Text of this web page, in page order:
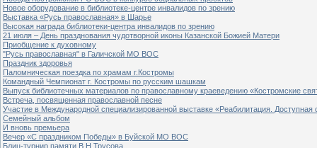
Новое оборудование в библиотеке-центре инвалидов по зрению
Выставка «Русь православная» в Шарье
Высокая награда библиотеки-центра инвалидов по зрению
21 июля – День празднования чудотворной иконы Казанской Божией Матери
Приобщение к духовному
"Русь православная" в Галичской МО ВОС
Праздник здоровья
Паломническая поездка по храмам г.Костромы
Командный Чемпионат г. Костромы по русским шашкам
Выпуск библиотечных материалов по православному краеведению «Костромские
Встреча, посвященная православной песне
Участие в Международной специализированной выставке «Реабилитация. Доступная
Семейный альбом
И вновь премьера
Вечер «С праздником Победы» в Буйской МО ВОС
Блиц-турнир памяти В.Н.Трусова